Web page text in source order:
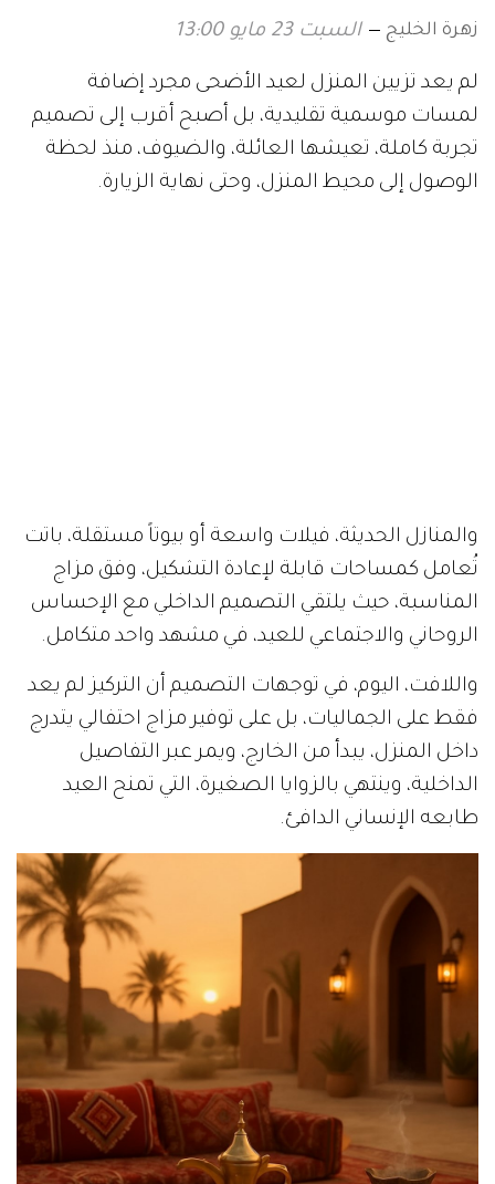
زهرة الخليج السبت 23 مايو 13:00
لم يعد تزيين المنزل لعيد الأضحى مجرد إضافة
لمسات موسمية تقليدية، بل أصبح أقرب إلى تصميم
تجربة كاملة، تعيشها العائلة، والضيوف، منذ لحظة
الوصول إلى محيط المنزل، وحتى نهاية الزيارة.
والمنازل الحديثة، فيلات واسعة أو بيوتاً مستقلة، باتت
تُعامل كمساحات قابلة لإعادة التشكيل، وفق مزاج
المناسبة، حيث يلتقي التصميم الداخلي مع الإحساس
الروحاني والاجتماعي للعيد، في مشهد واحد متكامل.
واللافت، اليوم، في توجهات التصميم أن التركيز لم يعد
فقط على الجماليات، بل على توفير مزاج احتفالي يتدرج
داخل المنزل، يبدأ من الخارج، ويمر عبر التفاصيل
الداخلية، وينتهي بالزوايا الصغيرة، التي تمنح العيد
طابعه الإنساني الدافئ.